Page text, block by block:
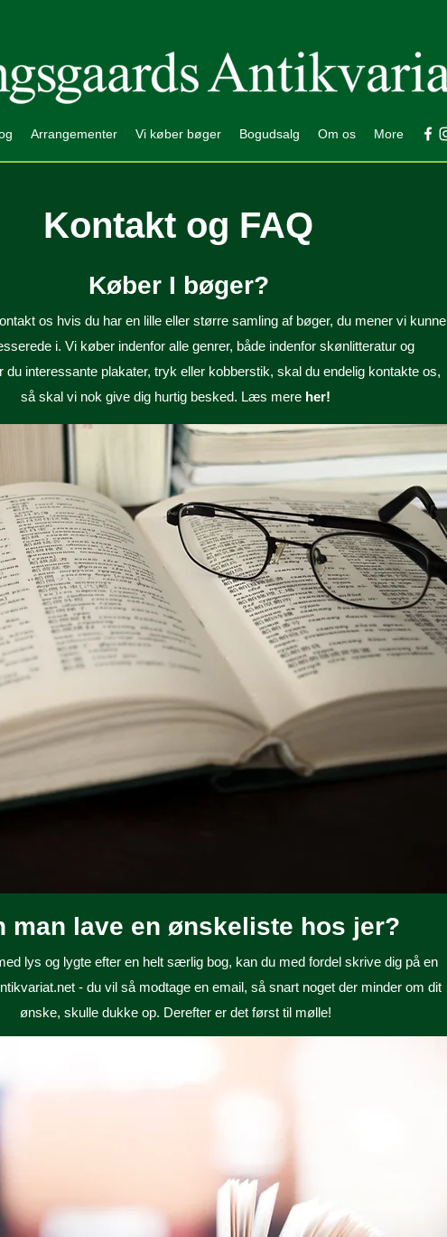
Arrangementer Vi køber bøger Bogudsalg Om os More
Kontakt og FAQ
Køber I bøger?
os hvis du har en lille eller større samling af bøger, du mener vi kunne
i. Vi køber indenfor alle genrer, både indenfor skønlitteratur og
du interessante plakater, tryk eller kobberstik, skal du endelig kontakte os,
så skal vi nok give dig hurtig besked. Læs mere her!
man lave en ønskeliste hos jer?
lys og lygte efter en helt særlig bog, kan du med fordel skrive dig på en
- du vil så modtage en email, så snart noget der minder om dit
ønske, skulle dukke op. Derefter er det først til mølle!